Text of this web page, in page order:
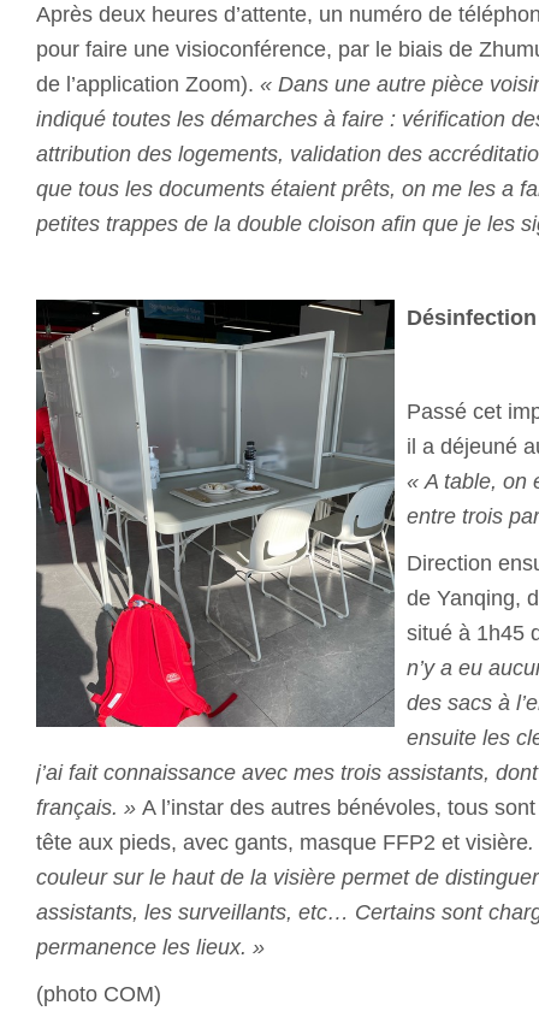
Après deux heures d’attente, un numéro de
pour faire une visioconférence, par le biais de
de l’application Zoom). « Dans une autre pièce
indiqué toutes les démarches à faire : vérification
attribution des logements, validation des
que tous les documents étaient prêts, on me les a
petites trappes de la double cloison afin que je les
Passé cet
il a déjeuné
« A table, on
entre trois
Direction
de Yanqing,
situé à 1h45
n’y a eu
des sacs à
ensuite les
j’ai fait connaissance avec mes trois assistants,
français. » A l’instar des autres bénévoles, tous
tête aux pieds, avec gants, masque FFP2 et visière
couleur sur le haut de la visière permet de
assistants, les surveillants, etc… Certains sont
permanence les lieux. »
(photo COM)